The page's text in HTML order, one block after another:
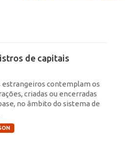
de capitais
estrangeiros contemplam os
criadas ou encerradas
no âmbito do sistema de